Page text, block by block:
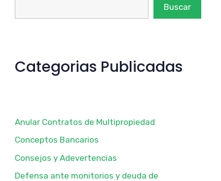
Buscar
Categorias Publicadas
Anular Contratos de Multipropiedad
Conceptos Bancarios
Consejos y Adevertencias
Defensa ante monitorios y deuda de